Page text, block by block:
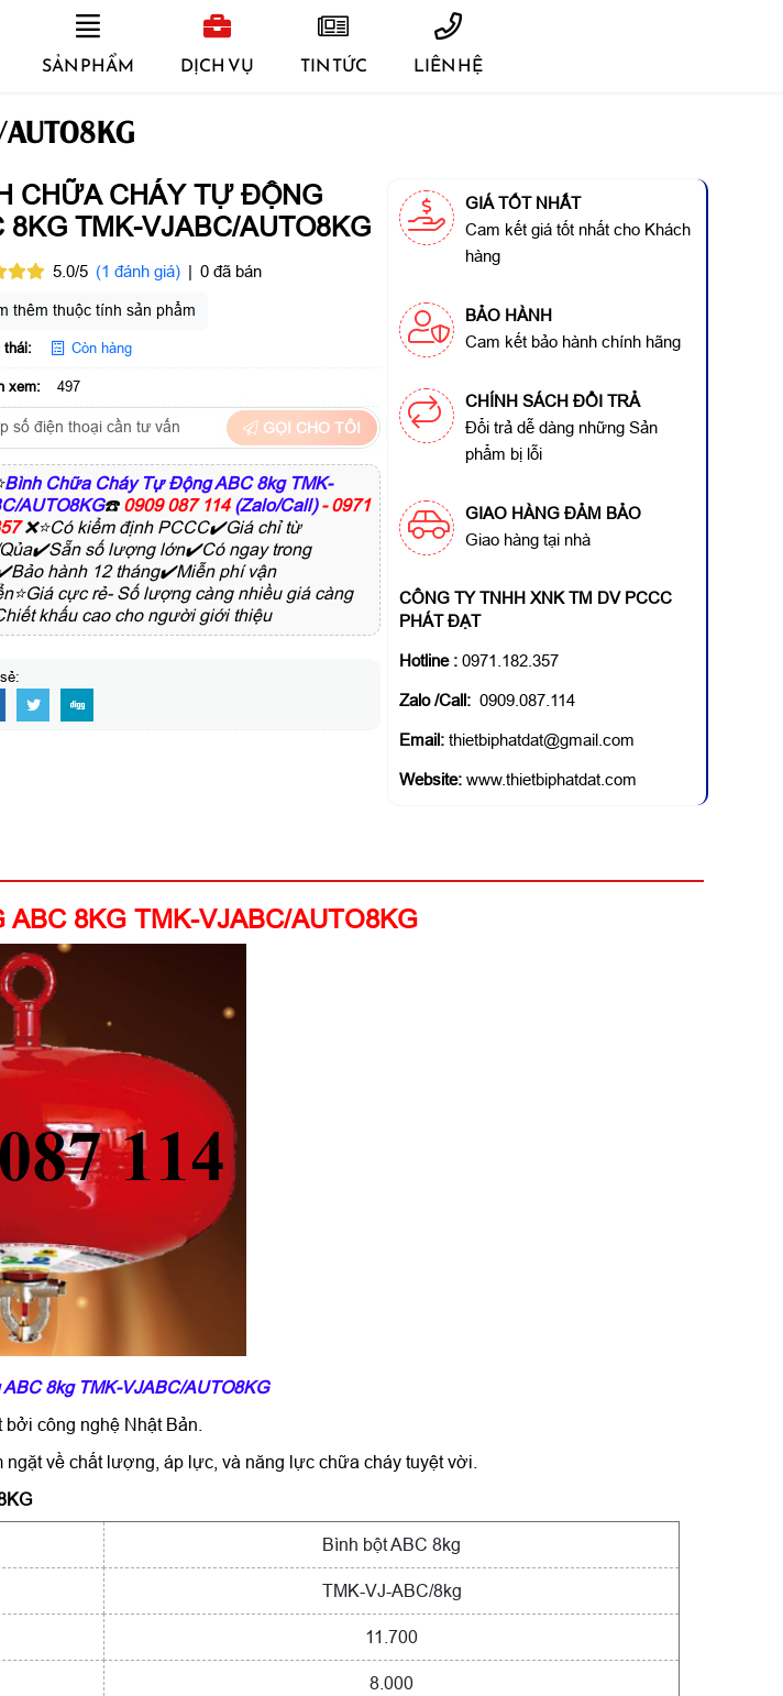
SẢN PHẨM DỊCH VỤ TIN TỨC LIÊN HỆ
CHỮA CHÁY TỰ ĐỘNG
8KG TMK-VJABC/AUTO8KG
5.0/5 (1 đánh giá) | 0 đã bán
thêm thuộc tính sản phẩm
thái: Còn hàng
xem: 497
GỌI CHO TÔI
Bình Chữa Cháy Tự Động ABC 8kg TMK-
AUTO8KG☎️ 0909 087 114 (Zalo/Call)- 0971
❌⭐Có kiểm định PCCC✔️Giá chỉ từ
số lượng lớn✔️Có ngay trong
hành 12 tháng✔️Miễn phí vận
cực rẻ- Số lượng càng nhiều giá càng
khấu cao cho người giới thiệu
GIÁ TỐT NHẤT
Cam kết giá tốt nhất cho Khách
hàng
BẢO HÀNH
Cam kết bảo hành chính hãng
CHÍNH SÁCH ĐỔI TRẢ
Đổi trả dễ dàng những Sản
phẩm bị lỗi
GIAO HÀNG ĐẢM BẢO
Giao hàng tại nhà
CÔNG TY TNHH XNK TM DV PCCC
PHÁT ĐẠT
Hotline : 0971.182.357
Zalo /Call:0909.087.114
Email:thietbiphatdat@gmail.com
Website:www.thietbiphatdat.com
8KG TMK-VJABC/AUTO8KG
8kg TMK-VJABC/AUTO8KG
công nghệ Nhật Bản.
về chất lượng, áp lực, và năng lực chữa cháy tuyệt vời.
Bình bột ABC 8kg
TMK-VJ-ABC/8kg
11.700
8.000